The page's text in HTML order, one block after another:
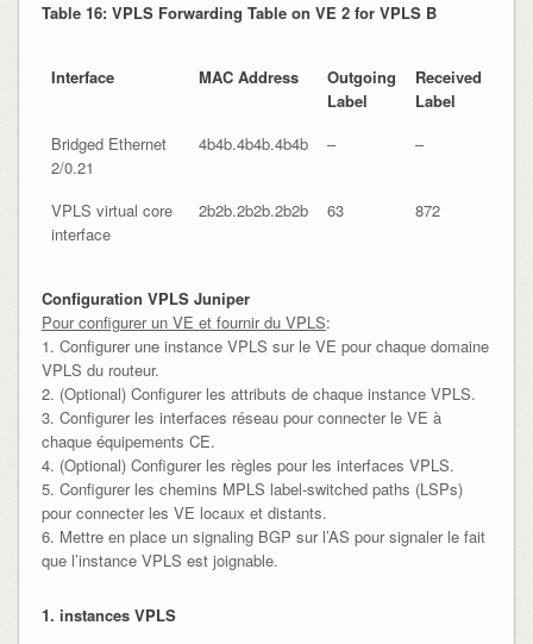
Table 16: VPLS Forwarding Table on VE 2 for VPLS B
Interface MAC Address
Outgoing
Label
Received
Label
Bridged Ethernet
2/0.21
4b4b.4b4b.4b4b – –
VPLS virtual core
interface
2b2b.2b2b.2b2b 63 872
Configuration VPLS Juniper
Pour configurer un VE et fournir du VPLS:
1. Configurer une instance VPLS sur le VE pour chaque domaine
VPLS du routeur.
2. (Optional) Configurer les attributs de chaque instance VPLS.
3. Configurer les interfaces réseau pour connecter le VE à
chaque équipements CE.
4. (Optional) Configurer les règles pour les interfaces VPLS.
5. Configurer les chemins MPLS label-switched paths (LSPs)
pour connecter les VE locaux et distants.
6. Mettre en place un signaling BGP sur l’AS pour signaler le fait
que l’instance VPLS est joignable.
1. instances VPLS